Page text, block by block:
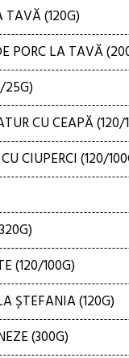
TAVĂ (120G)
PORC LA TAVĂ
25G)
CU CEAPĂ (120/
CIUPERCI (120/
(120/100G)
ȘTEFANIA (120G)
(300G)